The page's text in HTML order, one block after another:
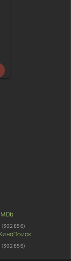
(302 856)
(302 856)